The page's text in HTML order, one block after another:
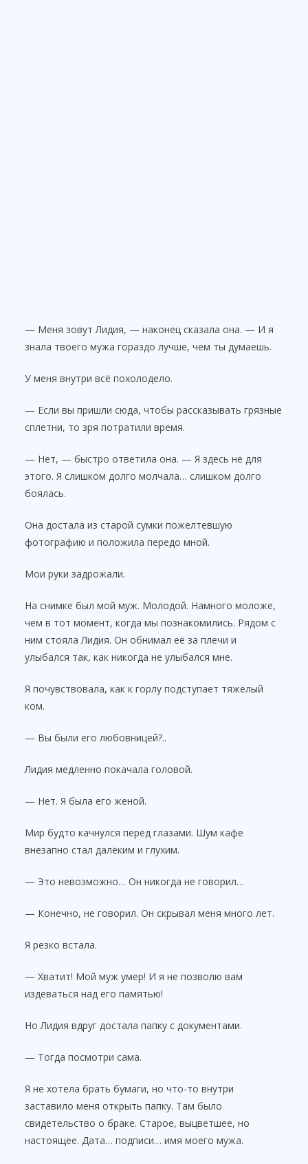
— Меня зовут Лидия, — наконец сказала она. — И я
знала твоего мужа гораздо лучше, чем ты думаешь.
У меня внутри всё похолодело.
— Если вы пришли сюда, чтобы рассказывать грязные
сплетни, то зря потратили время.
— Нет, — быстро ответила она. — Я здесь не для
этого. Я слишком долго молчала… слишком долго
боялась.
Она достала из старой сумки пожелтевшую
фотографию и положила передо мной.
Мои руки задрожали.
На снимке был мой муж. Молодой. Намного моложе,
чем в тот момент, когда мы познакомились. Рядом с
ним стояла Лидия. Он обнимал её за плечи и
улыбался так, как никогда не улыбался мне.
Я почувствовала, как к горлу подступает тяжёлый
ком.
— Вы были его любовницей?..
Лидия медленно покачала головой.
— Нет. Я была его женой.
Мир будто качнулся перед глазами. Шум кафе
внезапно стал далёким и глухим.
— Это невозможно… Он никогда не говорил…
— Конечно, не говорил. Он скрывал меня много лет.
Я резко встала.
— Хватит! Мой муж умер! И я не позволю вам
издеваться над его памятью!
Но Лидия вдруг достала папку с документами.
— Тогда посмотри сама.
Я не хотела брать бумаги, но что-то внутри
заставило меня открыть папку. Там было
свидетельство о браке. Старое, выцветшее, но
настоящее. Дата… подписи… имя моего мужа.